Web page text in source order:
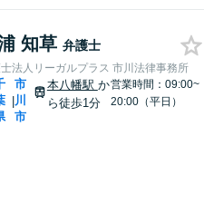
知草 弁護士
法人リーガルプラス 市川法律事務所
|
市
川
市
本八幡駅 か
ら徒歩1分
営業時間：09:00~
20:00（平日）